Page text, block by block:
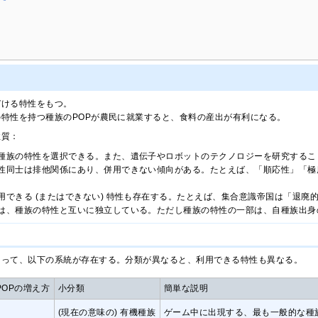
る特性をもつ。
性を持つ種族のPOPが農民に就業すると、食料の産出が有利になる。
：
族の特性を選択できる。また、遺伝子やロボットのテクノロジーを研究する
同士は排他関係にあり、併用できない傾向がある。たとえば、「順応性」「
できる (またはできない) 特性も存在する。たとえば、集合意識帝国は「退廃
、種族の特性と互いに独立している。ただし種族の特性の一部は、自種族出
て、以下の系統が存在する。分類が異なると、利用できる特性も異なる。
の増え方 小分類 簡単な説明
(現在の意味の) 有機種族 ゲーム中に出現する、最も一般的な種